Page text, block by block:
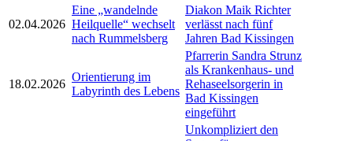
02.04.2026
Eine „wandelnde
Heilquelle“ wechselt
nach Rummelsberg
Diakon Maik Richter
verlässt nach fünf
Jahren Bad Kissingen
18.02.2026
Orientierung im
Labyrinth des Lebens
Pfarrerin Sandra Strunz
als Krankenhaus- und
Rehaseelsorgerin in
Bad Kissingen
eingeführt
Unkompliziert den